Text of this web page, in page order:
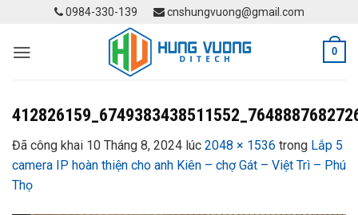
content
0984-330-139 cnshungvuong@gmail.com
0
Đã công khai 10 Tháng 8, 2024 lúc 2048 × 1536 trong Lắp 5
camera IP hoàn thiện cho anh Kiên – chợ Gát – Việt Trì – Phú
Thọ